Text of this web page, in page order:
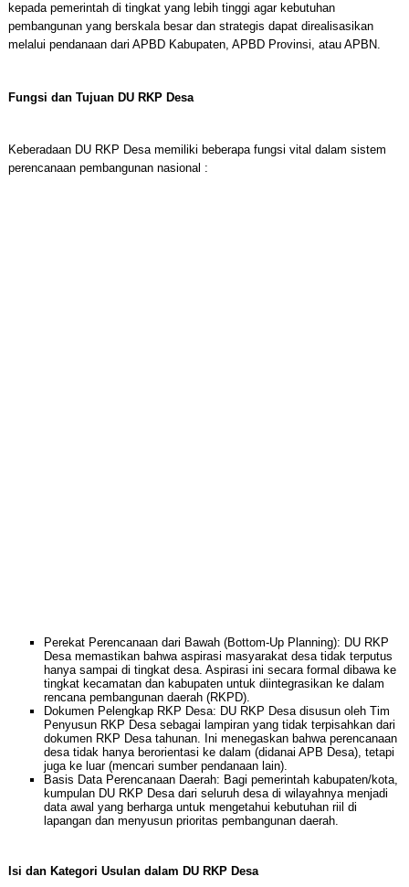
kepada pemerintah di tingkat yang lebih tinggi agar kebutuhan
pembangunan yang berskala besar dan strategis dapat direalisasikan
melalui pendanaan dari APBD Kabupaten, APBD Provinsi, atau APBN.
Fungsi dan Tujuan DU RKP Desa
Keberadaan DU RKP Desa memiliki beberapa fungsi vital dalam sistem
perencanaan pembangunan nasional :
Perekat Perencanaan dari Bawah (Bottom-Up Planning): DU RKP
Desa memastikan bahwa aspirasi masyarakat desa tidak terputus
hanya sampai di tingkat desa. Aspirasi ini secara formal dibawa ke
tingkat kecamatan dan kabupaten untuk diintegrasikan ke dalam
rencana pembangunan daerah (RKPD).
Dokumen Pelengkap RKP Desa: DU RKP Desa disusun oleh Tim
Penyusun RKP Desa sebagai lampiran yang tidak terpisahkan dari
dokumen RKP Desa tahunan. Ini menegaskan bahwa perencanaan
desa tidak hanya berorientasi ke dalam (didanai APB Desa), tetapi
juga ke luar (mencari sumber pendanaan lain).
Basis Data Perencanaan Daerah: Bagi pemerintah kabupaten/kota,
kumpulan DU RKP Desa dari seluruh desa di wilayahnya menjadi
data awal yang berharga untuk mengetahui kebutuhan riil di
lapangan dan menyusun prioritas pembangunan daerah.
Isi dan Kategori Usulan dalam DU RKP Desa